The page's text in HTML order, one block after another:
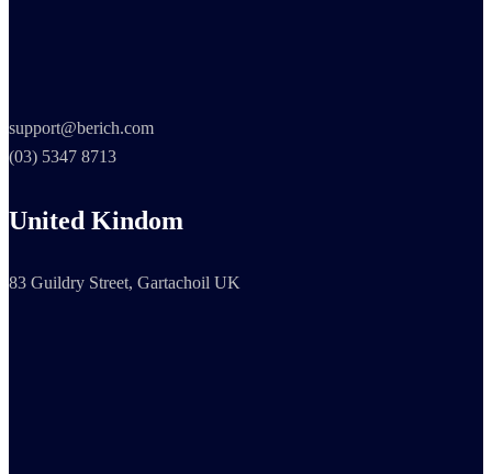
support@berich.com
(03) 5347 8713
United Kindom
83 Guildry Street, Gartachoil UK